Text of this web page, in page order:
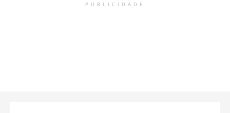
PUBLICIDADE